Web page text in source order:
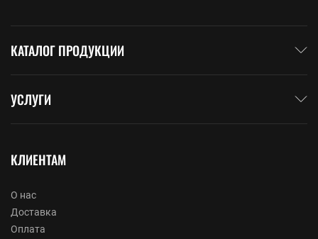
КАТАЛОГ ПРОДУКЦИИ
УСЛУГИ
КЛИЕНТАМ
О нас
Доставка
Оплата